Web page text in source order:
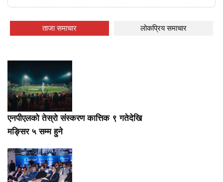
ताजा समाचार लोकप्रिय समाचार
एनपीएलको तेस्रो संस्करण कात्तिक ९ गतेदेखि
मङ्सिर ५ सम्म हुने